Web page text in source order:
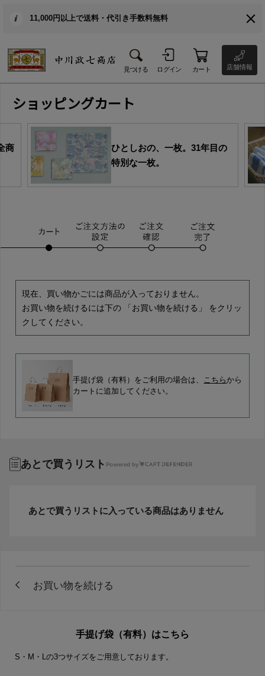
11,000円以上で送料・代引き手数料無料
見つける ログイン カート 店舗情報
ショッピングカート
商
ひとしおの、一枚。31年目の
特別な一枚。
現在、買い物かごには商品が入っておりません。
お買い物を続けるには下の 「お買い物を続ける」 をクリッ
クしてください。
手提げ袋（有料）をご利用の場合は、 こちらから
カートに追加してください。
あとで買うリスト Powered by
あとで買うリストに入っている商品はありません
手提げ袋（有料）はこちら
S・M・Lの3つサイズをご用意しております。